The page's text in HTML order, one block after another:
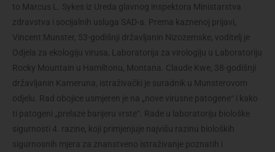
to Marcus L. Sykes iz Ureda glavnog inspektora Ministarstva
zdravstva i socijalnih usluga SAD-a. Prema kaznenoj prijavi,
Vincent Munster, 53-godišnji državljanin Nizozemske, voditelj je
Odjela za ekologiju virusa, Laboratorija za virologiju u Laboratoriju
Rocky Mountain u Hamiltonu, Montana. Claude Kwe, 38-godišnji
državljanin Kameruna, istraživački je suradnik u Munsterovom
odjelu. Rad obojice usmjeren je na „nove virusne patogene“ i kako
ti patogeni „prelaze barijeru vrste“. Rade u laboratoriju biološke
sigurnosti 4. razine, koji primjenjuje najvišu razinu bioloških
sigurnosnih mjera za znanstveno istraživanje poznatih i